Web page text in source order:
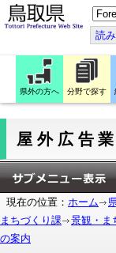
こ
の
ペ
ー
ジ
翻
訳
す
読
県外の方へ 分野で探す
屋外広告
現在の位置： ホーム
まちづくり課
景観・ま
の案内